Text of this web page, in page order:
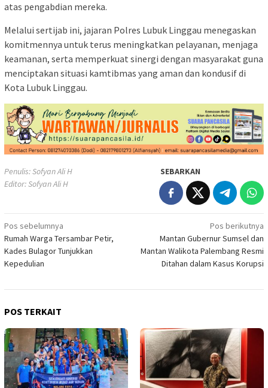
atas pengabdian mereka.
Melalui sertijab ini, jajaran Polres Lubuk Linggau menegaskan
komitmennya untuk terus meningkatkan pelayanan, menjaga
keamanan, serta memperkuat sinergi dengan masyarakat guna
menciptakan situasi kamtibmas yang aman dan kondusif di
Kota Lubuk Linggau.
Penulis: Sofyan Ali H
Editor: Sofyan Ali H
SEBARKAN
Navigasi
pos
Pos sebelumnya
Rumah Warga Tersambar Petir,
Kades Bulagor Tunjukkan
Kepedulian
Pos berikutnya
Mantan Gubernur Sumsel dan
Mantan Walikota Palembang Resmi
Ditahan dalam Kasus Korupsi
POS TERKAIT